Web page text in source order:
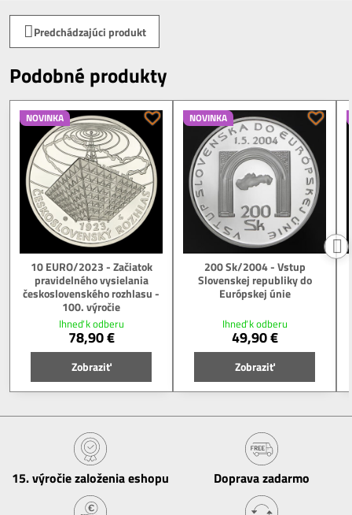
Predchádzajúci produkt
Podobné produkty
NOVINKA
10 EURO/2023 - Začiatok
pravidelného vysielania
československého rozhlasu -
100. výročie
Ihneď k odberu
78,90 €
Zobraziť
NOVINKA
200 Sk/2004 - Vstup
Slovenskej republiky do
Európskej únie
Ihneď k odberu
49,90 €
Zobraziť
15​. výročie založenia eshopu Doprava zadarmo